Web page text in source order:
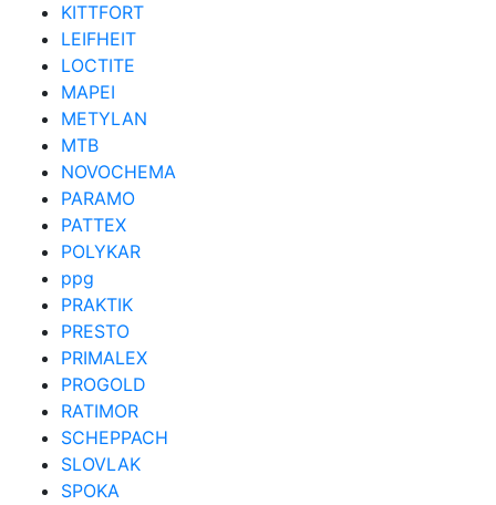
KITTFORT
LEIFHEIT
LOCTITE
MAPEI
METYLAN
MTB
NOVOCHEMA
PARAMO
PATTEX
POLYKAR
ppg
PRAKTIK
PRESTO
PRIMALEX
PROGOLD
RATIMOR
SCHEPPACH
SLOVLAK
SPOKA